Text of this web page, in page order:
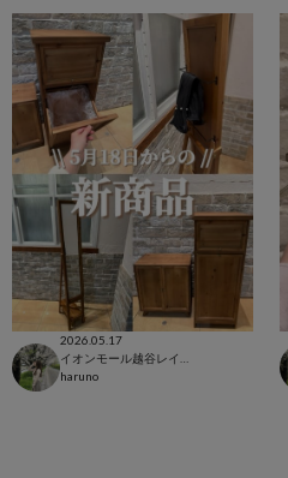
2026.05.17
haruno